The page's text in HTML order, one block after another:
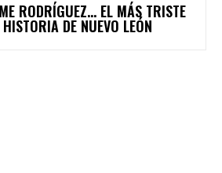
RODRÍGUEZ… EL MÁS TRISTE
DE NUEVO LEÓN